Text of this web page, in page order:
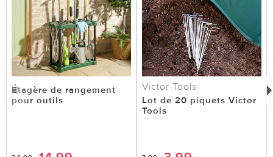
Étagère de rangement
pour outils
Victor Tools
Lot de 20 piquets Victor
Tools